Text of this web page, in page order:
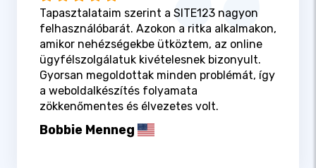
Tapasztalataim szerint a SITE123 nagyon
felhasználóbarát. Azokon a ritka alkalmakon,
amikor nehézségekbe ütköztem, az online
ügyfélszolgálatuk kivételesnek bizonyult.
Gyorsan megoldottak minden problémát, így
a weboldalkészítés folyamata
zökkenőmentes és élvezetes volt.
Bobbie Menneg